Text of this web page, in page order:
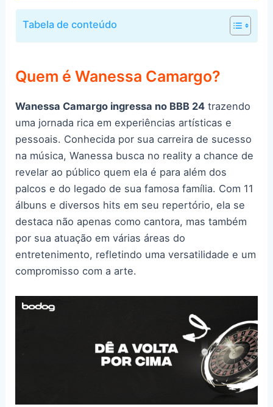
Tabela de conteúdo
Quem é Wanessa Camargo?
Wanessa Camargo ingressa no BBB 24 trazendo
uma jornada rica em experiências artísticas e
pessoais. Conhecida por sua carreira de sucesso
na música, Wanessa busca no reality a chance de
revelar ao público quem ela é para além dos
palcos e do legado de sua famosa família. Com 11
álbuns e diversos hits em seu repertório, ela se
destaca não apenas como cantora, mas também
por sua atuação em várias áreas do
entretenimento, refletindo uma versatilidade e um
compromisso com a arte.